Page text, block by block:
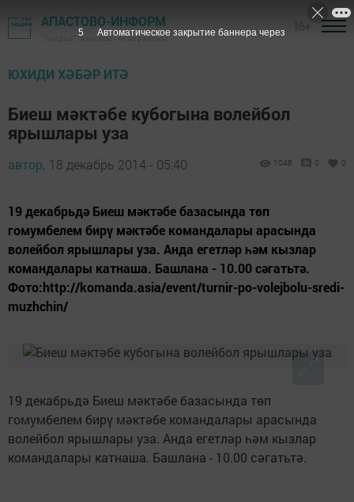
АПАСТОВО-ИНФОРМ
"Йолдыз" газетасы - Апас районы
ЮХИДИ ХӘБӘР ИТӘ
Биеш мәктәбе кубогына волейбол
ярышлары уза
автор, 18 декабрь 2014 - 05:40 1048 0 0
19 декабрьдә Биеш мәктәбе базасында төп
гомумбелем бирү мәктәбе командалары арасында
волейбол ярышлары уза. Анда егетләр һәм кызлар
командалары катнаша. Башлана - 10.00 сәгатьтә.
Фото:http://komanda.asia/event/turnir-po-volejbolu-sredi-
muzhchin/
19 декабрьдә Биеш мәктәбе базасында төп
гомумбелем бирү мәктәбе командалары арасында
волейбол ярышлары уза. Анда егетләр һәм кызлар
командалары катнаша. Башлана - 10.00 сәгатьтә.
4 Автоматическое закрытие баннера через